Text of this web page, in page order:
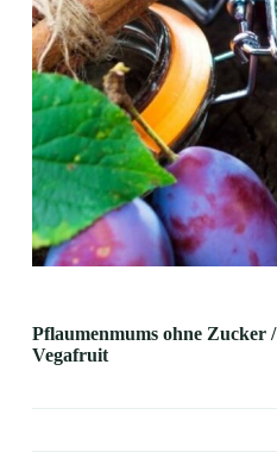
Pflaumenmums ohne Zucker
Vegafruit